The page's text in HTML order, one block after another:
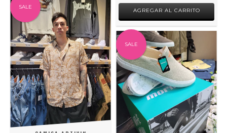
AGREGAR AL CARRITO
SALE
SALE